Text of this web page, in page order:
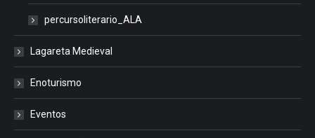
percursoliterario_ALA
Lagareta Medieval
Enoturismo
Eventos